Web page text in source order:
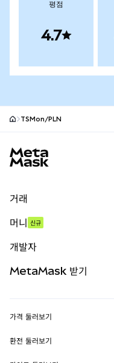
평점
4.7
TSMon/PLN
거래
무기한 선물
실물자산
머니 신규
개발자
MetaMask Connect
MetaMask 받기
가격 둘러보기
이더리움 가격
환전 둘러보기